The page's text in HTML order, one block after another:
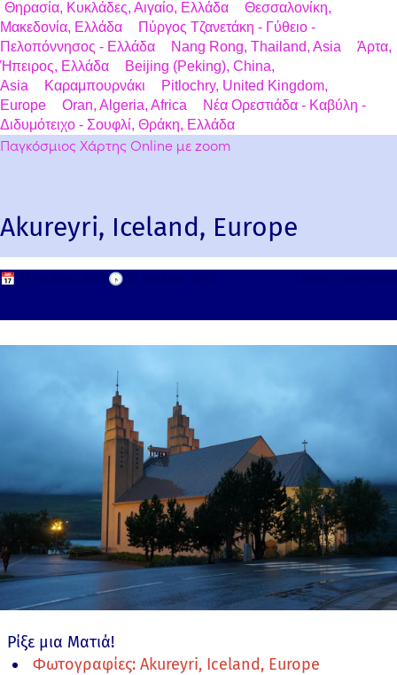
Θηρασία, Κυκλάδες, Αιγαίο, Ελλάδα
Θεσσαλονίκη,
Μακεδονία, Ελλάδα
Πύργος Τζανετάκη - Γύθειο -
Πελοπόννησος - Ελλάδα
Nang Rong, Thailand, Asia
Άρτα,
Ήπειρος, Ελλάδα
Beijing (Peking), China,
Asia
Καραμπουρνάκι
Pitlochry, United Kingdom,
Europe
Oran, Algeria, Africa
Νέα Ορεστιάδα - Καβύλη -
Διδυμότειχο - Σουφλί, Θράκη, Ελλάδα
Παγκόσμιος Χάρτης Online με zoom
Akureyri, Iceland, Europe
📅 🕟
Ρίξε μια Ματιά!
Φωτογραφίες: Akureyri, Iceland, Europe